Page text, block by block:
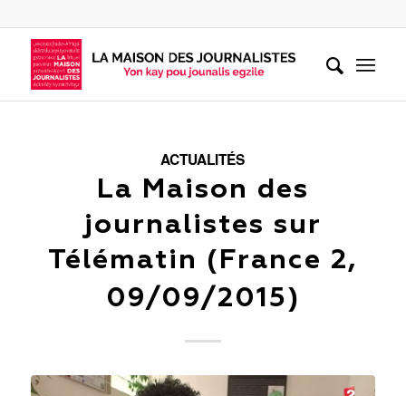
ACTUALITÉS
La Maison des
journalistes sur
Télématin (France 2,
09/09/2015)